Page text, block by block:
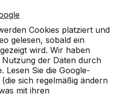
Cookies platziert und
gelesen, sobald ein
wird. Wir haben
der Daten durch
Lesen Sie die Google-
sich regelmäßig ändern
mit ihren
hinzufügen
und Aufstellung in